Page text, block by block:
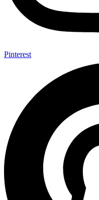
Pinterest